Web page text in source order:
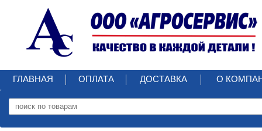
ГЛАВНАЯ ОПЛАТА ДОСТАВКА О